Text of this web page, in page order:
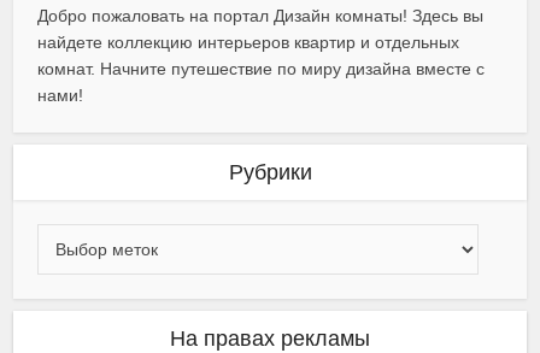
Добро пожаловать на портал Дизайн комнаты! Здесь вы
найдете коллекцию интерьеров квартир и отдельных
комнат. Начните путешествие по миру дизайна вместе с
нами!
Рубрики
На правах рекламы